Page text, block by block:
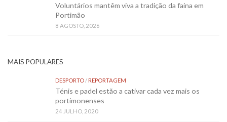
Voluntários mantêm viva a tradição da faina em
Portimão
8 AGOSTO, 2026
MAIS POPULARES
DESPORTO/REPORTAGEM
Ténis e padel estão a cativar cada vez mais os
portimonenses
24 JULHO, 2020